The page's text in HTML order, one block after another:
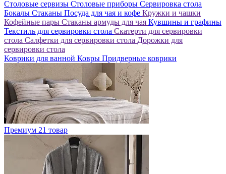
Столовые сервизы Столовые приборы Сервировка стола
Бокалы Стаканы Посуда для чая и кофе Кружки и чашки
Кофейные пары Стаканы армуды для чая Кувшины и графины
Текстиль для сервировки стола Скатерти для сервировки
стола Салфетки для сервировки стола Дорожки для
сервировки стола
Коврики для ванной Ковры Придверные коврики
Премиум 21 товар